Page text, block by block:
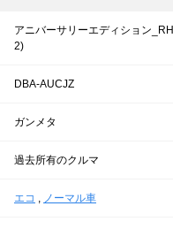
アニバーサリーエディション
2)
DBA-AUCJZ
ガンメタ
過去所有のクルマ
エコ , ノーマル車